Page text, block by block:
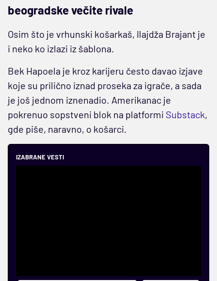
beogradske večite rivale
Osim što je vrhunski košarkaš, Ilajdža Brajant je
i neko ko izlazi iz šablona.
Bek Hapoela je kroz karijeru često davao izjave
koje su prilično iznad proseka za igrače, a sada
je još jednom iznenadio. Amerikanac je
pokrenuo sopstveni blok na platformi Substack,
gde piše, naravno, o košarci.
IZABRANE VESTI